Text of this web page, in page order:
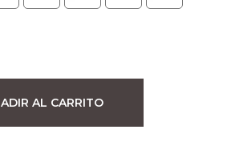
AL CARRITO